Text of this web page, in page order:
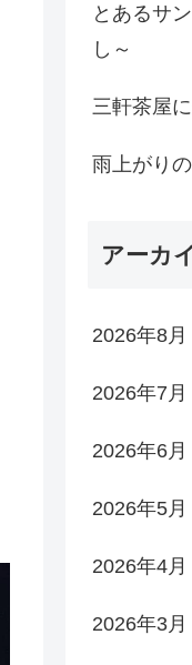
とあるサ
し～
三軒茶屋
雨上がり
アーカ
2026年8月
2026年7月
2026年6月
2026年5月
2026年4月
2026年3月